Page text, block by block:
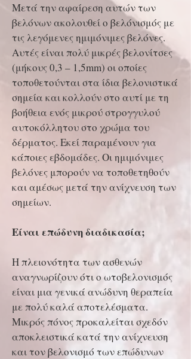
Μετά την αφαίρεση αυτών των
βελόνων ακολουθεί ο βελόνισμός με
τις λεγόμενες ημιμόνιμες βελόνες.
Αυτές είναι πολύ μικρές βελονίτσες
(μήκους 0,3 – 1,5mm) οι οποίες
τοποθετούνται στα ίδια βελονιστικά
σημεία και κολλούν στο αυτί με τη
βοήθεια ενός μικρού στρογγυλού
αυτοκόλλητου στο χρώμα του
δέρματος. Εκεί παραμένουν για
κάποιες εβδομάδες. Οι ημιμόνιμες
βελόνες μπορούν να τοποθετηθούν
και αμέσως μετά την ανίχνευση των
σημείων.
Είναι επώδυνη διαδικασία;
Η πλειονότητα των ασθενών
αναγνωρίζουν ότι ο ωτοβελονισμός
είναι μια γενικά ανώδυνη θεραπεία
με πολύ καλά αποτελέσματα.
Μικρός πόνος προκαλείται σχεδόν
αποκλειστικά κατά την ανίχνευση
και τον βελονισμό των επώδυνων